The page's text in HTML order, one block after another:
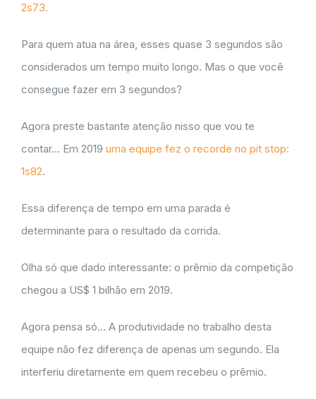
2s73.
Para quem atua na área, esses quase 3 segundos são
considerados um tempo muito longo. Mas o que você
consegue fazer em 3 segundos?
Agora preste bastante atenção nisso que vou te
contar… Em 2019 uma equipe fez o recorde no pit stop:
1s82.
Essa diferença de tempo em uma parada é
determinante para o resultado da corrida.
Olha só que dado interessante: o prêmio da competição
chegou a US$ 1 bilhão em 2019.
Agora pensa só… A produtividade no trabalho desta
equipe não fez diferença de apenas um segundo. Ela
interferiu diretamente em quem recebeu o prêmio.